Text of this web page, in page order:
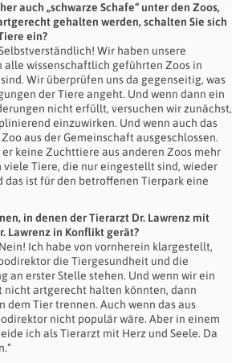
auch „schwarze Schafe“ unter den Zoos,
gehalten werden, schalten Sie sich
ein?
Wir haben unsere
alle wissenschaftlich geführten Zoos in
Wir überprüfen uns da gegenseitig, was
der Tiere angeht. Und wenn dann ein
nicht erfüllt, versuchen wir zunächst,
einzuwirken. Und wenn auch das
aus der Gemeinschaft ausgeschlossen.
er keine Zuchttiere aus anderen Zoos mehr
viele Tiere, die nur eingestellt sind, wieder
das ist für den betroffenen Tierpark eine
in denen der Tierarzt Dr. Lawrenz mit
Lawrenz in Konflikt gerät?
Ich habe von vornherein klargestellt,
die Tiergesundheit und die
an erster Stelle stehen. Und wenn wir ein
nicht artgerecht halten könnten, dann
dem Tier trennen. Auch wenn das aus
nicht populär wäre. Aber in einem
ich als Tierarzt mit Herz und Seele. Da